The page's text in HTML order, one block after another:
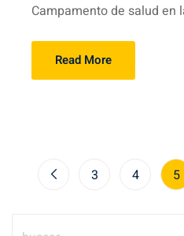
Campamento de salud en
Read More
3 4 5